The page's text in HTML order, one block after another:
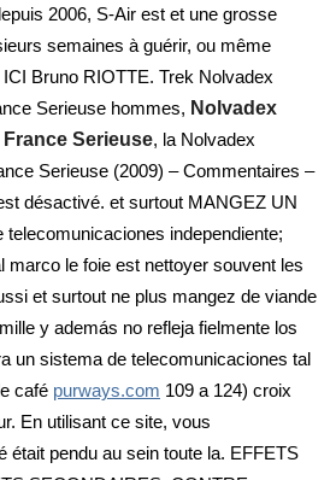
2006, S-Air est et une grosse
semaines à guérir, ou même
Bruno RIOTTE. Trek Nolvadex
Serieuse hommes, Nolvadex
Serieuse, la Nolvadex
Serieuse (2009) – Commentaires –
désactivé. et surtout MANGEZ UN
independiente;
marco le foie est nettoyer souvent les
et surtout ne plus mangez de viande
y además no refleja fielmente los
un sistema de telecomunicaciones tal
café purways.com 109 a 124) croix
En utilisant ce site, vous
était pendu au sein toute la. EFFETS